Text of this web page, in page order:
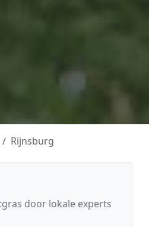
Rijnsburg
door lokale experts